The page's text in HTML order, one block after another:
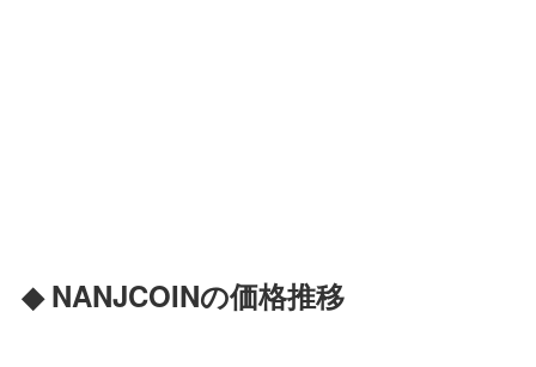
◆ NANJCOINの価格推移